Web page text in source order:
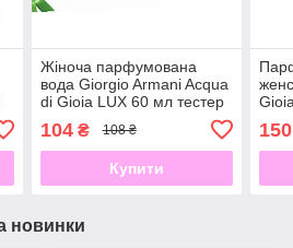
Жіноча парфумована
вода Giorgio Armani Acqua
di Gioia LUX 60 мл тестер
104₴ 108 ₴
Купити
150
новинки